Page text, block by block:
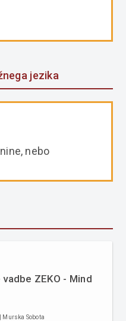
jezika
nebo
ZEKO - Mind
Murska Sobota